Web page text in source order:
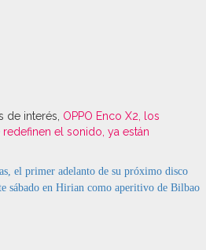
de interés, OPPO Enco X2, los
el sonido, ya están
el primer adelanto de su próximo disco
sábado en Hirian como aperitivo de Bilbao